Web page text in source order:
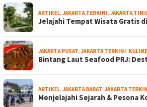
ARTIKEL JAKARTA TERKINI JAKARTA
Jelajahi Tempat Wisata Gratis
JAKARTA PUSAT JAKARTA TERKINI
Bintang Laut Seafood PRJ:
ARTIKEL JAKARTA BARAT JAKARTA
Menjelajahi Sejarah & Pesona